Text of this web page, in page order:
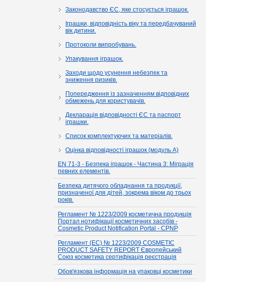
Законодавство ЄС, яке стосується іграшок.
Іграшки, відповідність віку та передбачуваний
вік дитини.
Протоколи випробувань.
Упакування іграшок.
Заходи щодо усунення небезпек та
зниження ризиків.
Попередження із зазначенням відповідних
обмежень для користувачів.
Декларація відповідності ЄС та паспорт
іграшки.
Список комплектуючих та матеріалів.
Оцінка відповідності іграшок (модуль А)
EN 71-3 - Безпека іграшок - Частина 3: Міграція
певних елементів.
Безпека дитячого обладнання та продукції,
призначеної для дітей, зокрема віком до трьох
років.
Регламент № 1223/2009 косметична продукція
Портал нотифікації косметичних засобів -
Cosmetic Product Notification Portal - CPNP
Регламент (EC) № 1223/2009 COSMETIC
PRODUCT SAFETY REPORT Європейський
Союз косметика сертифікація реєстрація
Обов'язкова інформація на упаковці косметики